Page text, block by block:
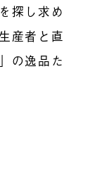
探し求め
産者と直
の逸品た